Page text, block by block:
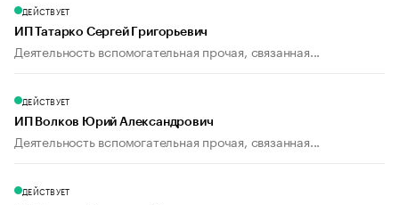
ДЕЙСТВУЕТ
ИП Татарко Сергей Григорьевич
Деятельность вспомогательная прочая, связанная...
ДЕЙСТВУЕТ
ИП Волков Юрий Александрович
Деятельность вспомогательная прочая, связанная...
ДЕЙСТВУЕТ